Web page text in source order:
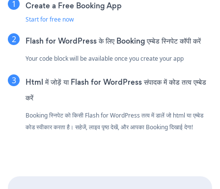
Create a Free Booking App
Start for free now
Flash for WordPress के लिए Booking एम्बेड स्निपेट कॉपी करें
Your code block will be available once you create your app
Html में जोड़ें या Flash for WordPress संपादक में कोड तत्व एम्बेड
करें
Booking स्निपेट को किसी Flash for WordPress तत्व में डालें जो html या एम्बेड
कोड स्वीकार करता है। सहेजें, लाइव पृष्ठ देखें, और आपका Booking दिखाई देगा!